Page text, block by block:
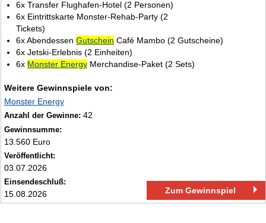
6x Transfer Flughafen‑Hotel (2 Personen)
6x Eintrittskarte Monster‑Rehab‑Party (2
Tickets)
6x Abendessen Gutschein Café Mambo (2 Gutscheine)
6x Jetski‑Erlebnis (2 Einheiten)
6x Monster Energy Merchandise‑Paket (2 Sets)
Weitere Gewinnspiele von:
Monster Energy
Anzahl der Gewinne: 42
Gewinnsumme:
13.560 Euro
Veröffentlicht:
03.07.2026
Einsendeschluß:
15.08.2026 Zum Gewinnspiel